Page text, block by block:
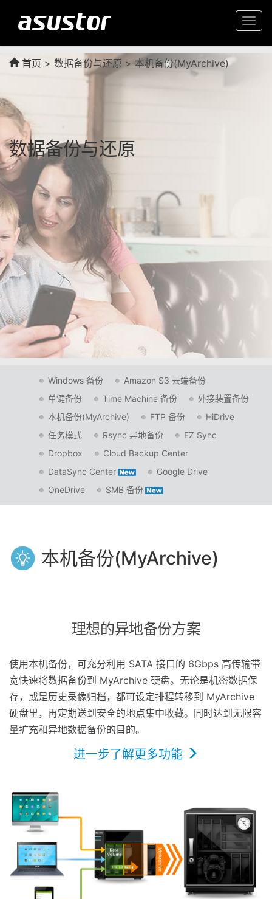
首页 > 数据备份与还原 > 本机备份(MyArchive)
数据备份与还原
Windows 备份
Amazon S3 云端备份
单键备份
Time Machine 备份
外接装置备份
本机备份(MyArchive)
FTP 备份
HiDrive
任务模式
Rsync 异地备份
EZ Sync
Dropbox
Cloud Backup Center
DataSync Center
Google Drive
OneDrive
SMB 备份
本机备份(MyArchive)
理想的异地备份方案
使用本机备份，可充分利用 SATA 接口的 6Gbps 高传输带
宽快速将数据备份到 MyArchive 硬盘。无论是机密数据保
存，或是历史录像归档，都可设定排程转移到 MyArchive
硬盘里，再定期送到安全的地点集中收藏。同时达到无限容
量扩充和异地数据备份的目的。
进一步了解更多功能